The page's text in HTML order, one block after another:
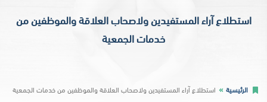
استطلاع آراء المستفيدين ولاصحاب العلاقة والموظفين من
خدمات الجمعية
الرئيسية استطلاع آراء المستفيدين ولاصحاب العلاقة والموظفين من خدمات الجمعية